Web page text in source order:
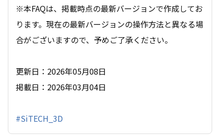
※本FAQは、掲載時点の最新バージョンで作成してお
ります。現在の最新バージョンの操作方法と異なる場
合がございますので、予めご了承ください。
更新日：2026年05月08日
掲載日：2026年03月04日
#SiTECH_3D